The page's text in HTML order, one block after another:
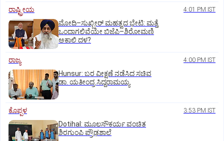
ರಾಷ್ಟ್ರೀಯ 4:01 PM IST
ಮೋದಿ–ಸುಖ್ಬೀರ್ ಮಹತ್ವದ ಭೇಟಿ: ಮತ್ತೆ
ಒಂದಾಗಲಿವೆಯೇ ಬಿಜೆಪಿ–ಶಿರೋಮಣಿ
ಅಕಾಲಿ ದಳ?
ರಾಜ್ಯ 4:00 PM IST
Hunsur: ಬರ ವೀಕ್ಷಣೆ ನಡೆಸಿದ ಸಚಿವ
ಡಾ. ಯತೀಂದ್ರ ಸಿದ್ದರಾಮಯ್ಯ
ಕೊಪ್ಪಳ 3:53 PM IST
Dotihal: ಮೂಲಸೌಕರ್ಯ ವಂಚಿತ
ಶಿರಗುಂಪಿ ಪ್ರೌಢಶಾಲೆ